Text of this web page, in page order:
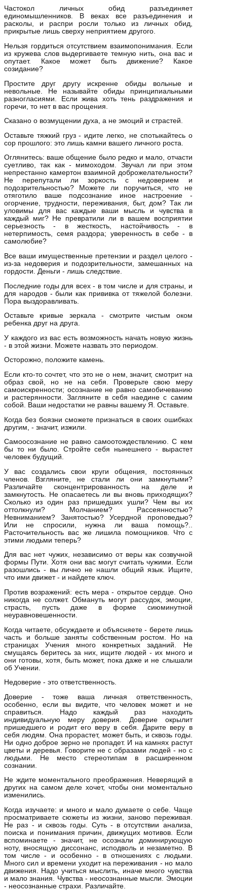
Частокол личных обид разъединяет
единомышленников. В веках все разъединения и
расколы, и распри росли только из личных обид,
прикрытые лишь сверху неприятием другого.
Нельзя гордиться отсутствием взаимопонимания. Если
из кружева слов выдергиваете темную нить, она вас и
опутает. Какое может быть движение? Какое
созидание?
Простите друг другу искренне обиды вольные и
невольные. Не называйте обиды принципиальными
разногласиями. Если жива хоть тень раздражения и
горечи, то нет в вас прощения.
Сказано о возмущении духа, а не эмоций и страстей.
Оставьте тяжкий груз - идите легко, не спотыкайтесь о
сор прошлого: это лишь камни вашего личного роста.
Оглянитесь: ваше общение было редко и мало, отчасти
суетливо, так как - мимоходом. Звучал ли при этом
непрестанно камертон взаимной доброжелательности?
Не перепутали ли зоркость с недоверием и
подозрительностью? Можете ли поручиться, что не
отяготило ваше подсознание иное настроение -
огорчение, трудности, переживания, быт, дом? Так ли
уловимы для вас каждые ваши мысль и чувства в
каждый миг? Не превратили ли в вашем восприятии
серьезность - в жесткость, настойчивость - в
нетерпимость, семя раздора; уверенность в себе - в
самолюбие?
Все ваши имущественные претензии и раздел целого -
из-за недоверия и подозрительности, замешанных на
гордости. Деньги - лишь следствие.
Последние годы для всех - в том числе и для страны, и
для народов - были как прививка от тяжелой болезни.
Пора выздоравливать.
Оставьте кривые зеркала - смотрите чистым оком
ребенка друг на друга.
У каждого из вас есть возможность начать новую жизнь
- в этой жизни. Можете назвать это периодом.
Осторожно, положите камень.
Если кто-то сочтет, что это не о нем, значит, смотрит на
образ свой, но не на себя. Проверьте свою меру
самоискренности; осознание не равно самобичеванию
и растерянности. Загляните в себя наедине с самим
собой. Ваши недостатки не равны вашему Я. Оставьте.
Когда без боязни сможете признаться в своих ошибках
другим, - значит, изжили.
Самоосознание не равно самоотождествлению. С кем
бы то ни было. Стройте себя нынешнего - вырастет
человек будущий.
У вас создались свои круги общения, постоянных
членов. Взгляните, не стали ли они замкнутыми?
Различайте сконцентрированность на деле и
замкнутость. Не опасаетесь ли вы вновь приходящих?
Сколько из один раз пришедших ушли? Чем вы их
оттолкнули? Молчанием? Рассеянностью?
Невниманием? Занятостью? Усердной проповедью?
Или не спросили, нужна ли ваша помощь?..
Расточительность вас же лишила помощников. Что с
этими людьми теперь?
Для вас нет чужих, независимо от веры как созвучной
формы Пути. Хотя они вас могут считать чужими. Если
разошлись - вы лично не нашли общий язык. Ищите,
что ими движет - и найдете ключ.
Против возражений: есть мера - открытое сердце. Оно
никогда не солжет. Обмануть могут рассудок, эмоции,
страсть, пусть даже в форме сиюминутной
неуравновешенности.
Когда читаете, обсуждаете и объясняете - берете лишь
часть и больше заняты собственным ростом. Но на
страницах Учения много конкретных заданий. Не
смущаясь беритесь за них, ищите людей - их много и
они готовы, хотя, быть может, пока даже и не слышали
об Учении.
Недоверие - это ответственность.
Доверие - тоже ваша личная ответственность,
особенно, если вы видите, что человек может и не
справиться. Надо каждый раз находить
индивидуальную меру доверия. Доверие окрылит
пришедшего и родит его веру в себя. Дарите веру в
себя людям. Она прорастет, может быть, и сквозь годы.
Ни одно доброе зерно не пропадет. И на камнях растут
цветы и деревья. Говорите не с образами людей - но с
людьми. Не место стереотипам в расширенном
сознании.
Не ждите моментального преображения. Неверящий в
других на самом деле хочет, чтобы они моментально
изменились.
Когда изучаете: и много и мало думаете о себе. Чаще
просматриваете сюжеты из жизни, заново переживая.
Не раз - и сквозь годы. Суть - в отсутствии анализа,
поиска и понимания причин, движущих мотивов. Если
вспоминаете - значит, не осознали доминирующую
ноту, вносящую диссонанс, исподволь и незаметно. В
том числе - и особенно - в отношениях с людьми.
Много сил и времени уходит на переживания - но мало
движения. Надо учиться мыслить, иначе много чувства
и мало знания. Чувства - неосознанные мысли. Эмоции
- неосознанные страхи. Различайте.